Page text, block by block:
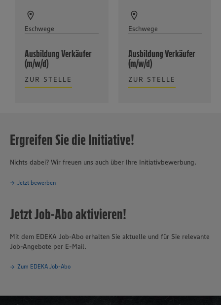
Eschwege
Ausbildung Verkäufer
(m/w/d)
ZUR STELLE
Eschwege
Ausbildung Verkäufer
(m/w/d)
ZUR STELLE
Ergreifen Sie die Initiative!
Nichts dabei? Wir freuen uns auch über Ihre Initiativbewerbung.
Jetzt bewerben
Jetzt Job-Abo aktivieren!
Mit dem EDEKA Job-Abo erhalten Sie aktuelle und für Sie relevante
Job-Angebote per E-Mail.
Zum EDEKA Job-Abo